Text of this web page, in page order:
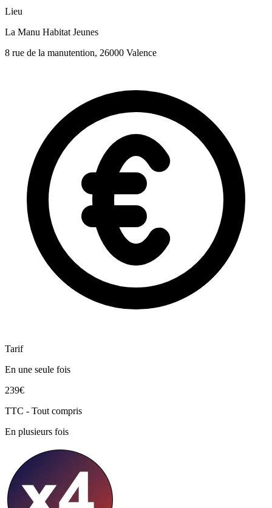
Lieu
La Manu Habitat Jeunes
8 rue de la manutention, 26000 Valence
Tarif
En une seule fois
239€
TTC - Tout compris
En plusieurs fois